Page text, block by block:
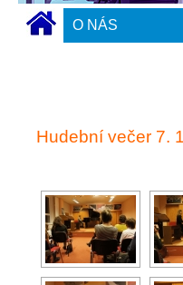
O NÁS
Hudební večer 7.